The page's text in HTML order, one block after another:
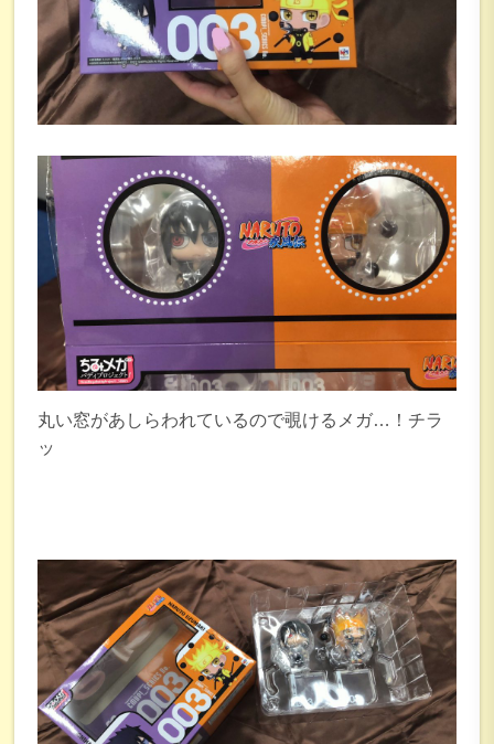
丸い窓があしらわれているので覗けるメガ…！チラ
ッ